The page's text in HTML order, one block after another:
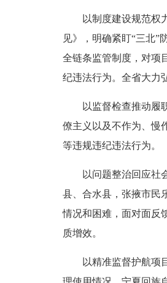
以制度建设规范权力
见》，明确紧盯“三北
全链条监管制度，对项
纪违法行为。全省大力
以监督检查推动履职
僚主义以及不作为、慢
等违规违纪违法行为。
以问题整治回应社会
县、合水县，张掖市民
情况和困难，面对面反
质增效。
以精准监督护航项目